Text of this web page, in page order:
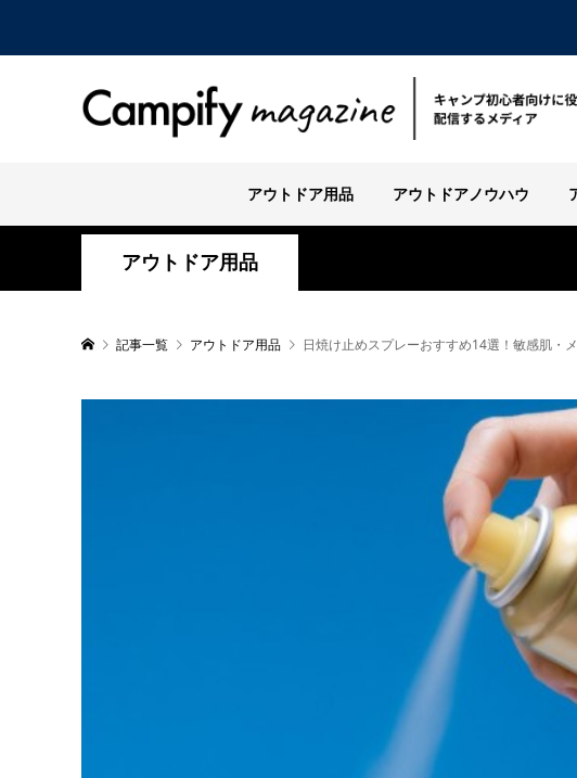
アウトドア用品 アウトドアノウハウ
アウトドア用品
記事一覧 アウトドア用品 日焼け止めスプレーおすすめ14選！敏感肌・